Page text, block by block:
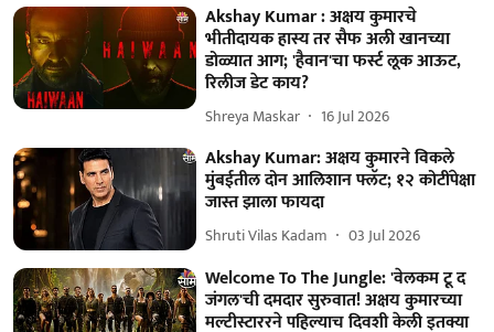
Akshay Kumar : अक्षय कुमारचे
भीतीदायक हास्य तर सैफ अली खानच्या
डोळ्यात आग; 'हैवान'चा फर्स्ट लूक आऊट,
रिलीज डेट काय?
Shreya Maskar 16 Jul 2026
Akshay Kumar: अक्षय कुमारने विकले
मुंबईतील दोन आलिशान फ्लॅट; १२ कोटींपेक्षा
जास्त झाला फायदा
Shruti Vilas Kadam 03 Jul 2026
Welcome To The Jungle: 'वेलकम टू द
जंगल'ची दमदार सुरुवात! अक्षय कुमारच्या
मल्टीस्टाररने पहिल्याच दिवशी केली इतक्या